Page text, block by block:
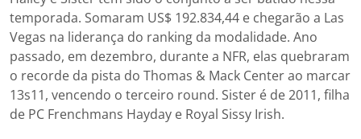
temporada. Somaram US$ 192.834,44 e chegarão a Las
Vegas na liderança do ranking da modalidade. Ano
passado, em dezembro, durante a NFR, elas quebraram
o recorde da pista do Thomas & Mack Center ao marcar
13s11, vencendo o terceiro round. Sister é de 2011, filha
de PC Frenchmans Hayday e Royal Sissy Irish.